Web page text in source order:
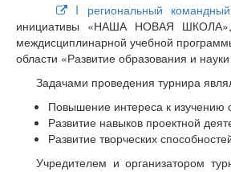
I региональный
инициативы «НАША НОВАЯ ШКОЛА»,
междисциплинарной учебной
области «Развитие образования и
Задачами проведения турнира
Повышение интереса к изучению
Развитие навыков проектной
Развитие творческих
Учредителем и организатором